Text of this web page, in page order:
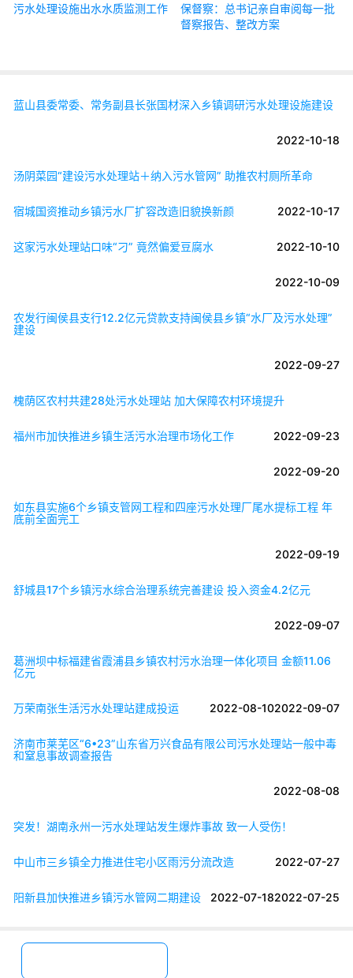
污水处理设施出水水质监测工作
保督察：总书记亲自审阅每一批
督察报告、整改方案
蓝山县委常委、常务副县长张国材深入乡镇调研污水处理设施建设
2022-10-18
汤阴菜园“建设污水处理站＋纳入污水管网” 助推农村厕所革命
2022-10-17
宿城国资推动乡镇污水厂扩容改造旧貌换新颜
2022-10-10
这家污水处理站口味“刁” 竟然偏爱豆腐水
2022-10-09
农发行闽侯县支行12.2亿元贷款支持闽侯县乡镇“水厂及污水处理”
建设
2022-09-27
槐荫区农村共建28处污水处理站 加大保障农村环境提升
2022-09-23
福州市加快推进乡镇生活污水治理市场化工作
2022-09-20
如东县实施6个乡镇支管网工程和四座污水处理厂尾水提标工程 年
底前全面完工
2022-09-19
舒城县17个乡镇污水综合治理系统完善建设 投入资金4.2亿元
2022-09-07
葛洲坝中标福建省霞浦县乡镇农村污水治理一体化项目 金额11.06
亿元
2022-09-07
万荣南张生活污水处理站建成投运 2022-08-10
济南市莱芜区“6•23”山东省万兴食品有限公司污水处理站一般中毒
和窒息事故调查报告
2022-08-08
突发！湖南永州一污水处理站发生爆炸事故 致一人受伤！
2022-07-27
中山市三乡镇全力推进住宅小区雨污分流改造
2022-07-25
阳新县加快推进乡镇污水管网二期建设 2022-07-18